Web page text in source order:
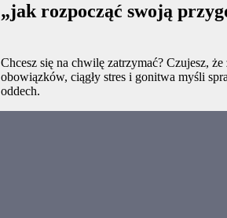
„jak rozpocząć swoją
Chcesz się na chwilę zatrzymać? Czujesz,
obowiązków, ciągły stres i gonitwa myśli
oddech.